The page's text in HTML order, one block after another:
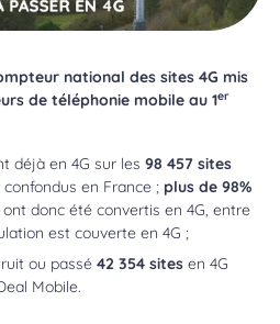
national des sites 4G mis
de téléphonie mobile au 1er
déjà en 4G sur les 98 457 sites
en France ; plus de 98%
donc été convertis en 4G, entre
est couverte en 4G ;
ou passé 42 354 sites en 4G
Mobile.